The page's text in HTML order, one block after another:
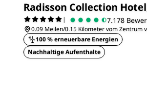
Radisson Collection
| 7.178
0.09 Meilen/0.15 Kilometer vom Zentrum
100 % erneuerbare Energien
Nachhaltige Aufenthalte